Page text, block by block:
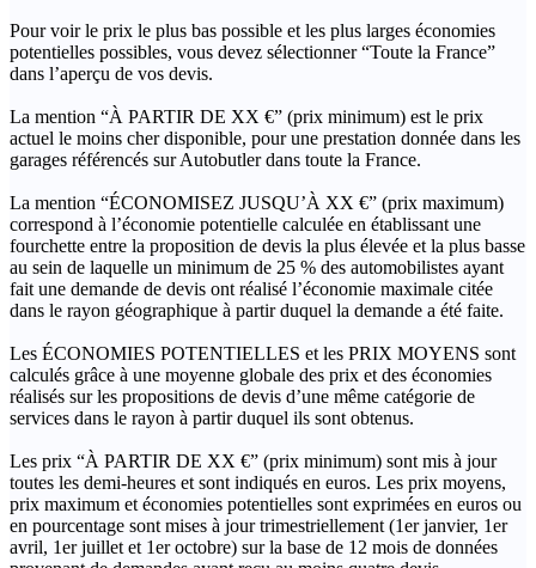
Pour voir le prix le plus bas possible et les plus larges économies
potentielles possibles, vous devez sélectionner “Toute la France”
dans l’aperçu de vos devis.
La mention “À PARTIR DE XX €” (prix minimum) est le prix
actuel le moins cher disponible, pour une prestation donnée dans les
garages référencés sur Autobutler dans toute la France.
La mention “ÉCONOMISEZ JUSQU’À XX €” (prix maximum)
correspond à l’économie potentielle calculée en établissant une
fourchette entre la proposition de devis la plus élevée et la plus basse
au sein de laquelle un minimum de 25 % des automobilistes ayant
fait une demande de devis ont réalisé l’économie maximale citée
dans le rayon géographique à partir duquel la demande a été faite.
Les ÉCONOMIES POTENTIELLES et les PRIX MOYENS sont
calculés grâce à une moyenne globale des prix et des économies
réalisés sur les propositions de devis d’une même catégorie de
services dans le rayon à partir duquel ils sont obtenus.
Les prix “À PARTIR DE XX €” (prix minimum) sont mis à jour
toutes les demi-heures et sont indiqués en euros. Les prix moyens,
prix maximum et économies potentielles sont exprimées en euros ou
en pourcentage sont mises à jour trimestriellement (1er janvier, 1er
avril, 1er juillet et 1er octobre) sur la base de 12 mois de données